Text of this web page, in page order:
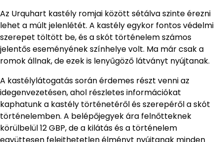
Az Urquhart kastély romjai között sétálva szinte érezni
lehet a múlt jelenlétét. A kastély egykor fontos védelmi
szerepet töltött be, és a skót történelem számos
jelentős eseményének színhelye volt. Ma már csak a
romok állnak, de ezek is lenyűgöző látványt nyújtanak.
A kastélylátogatás során érdemes részt venni az
idegenvezetésen, ahol részletes információkat
kaphatunk a kastély történetéről és szerepéről a skót
történelemben. A belépőjegyek ára felnőtteknek
körülbelül 12 GBP, de a kilátás és a történelem
együttesen felejthetetlen élményt nyújtanak minden